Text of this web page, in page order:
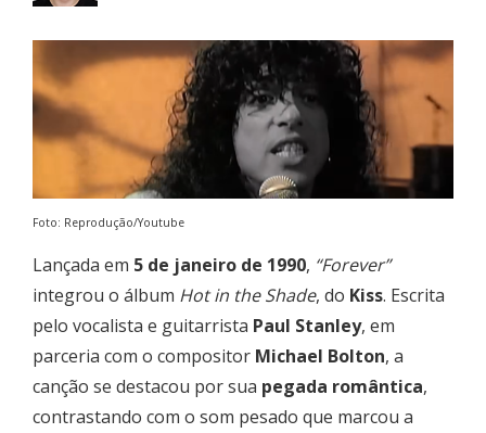
Foto: Reprodução/Youtube
Lançada em 5 de janeiro de 1990, “Forever”
integrou o álbum Hot in the Shade, do Kiss. Escrita
pelo vocalista e guitarrista Paul Stanley, em
parceria com o compositor Michael Bolton, a
canção se destacou por sua pegada romântica,
contrastando com o som pesado que marcou a